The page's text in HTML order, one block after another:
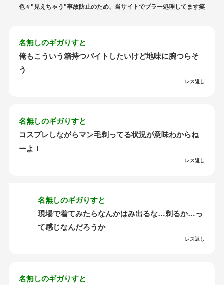
色々"見えちゃう"事故防止のため、当サイトでブラー処理してます笑
名無しのギガりすと
俺もこういう箱持つバイトしたいけど地味に腕つらそ
う
レス返し
名無しのギガりすと
コスプレしながらマン毛剃ってる状況が意味わからね
ーよ！
レス返し
名無しのギガりすと
現場で着てみたらなんかはみ出るな…剃るか…っ
て感じなんだろうか
レス返し
名無しのギガりすと